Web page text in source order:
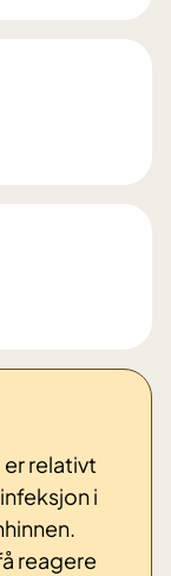
relativt
i
reagere